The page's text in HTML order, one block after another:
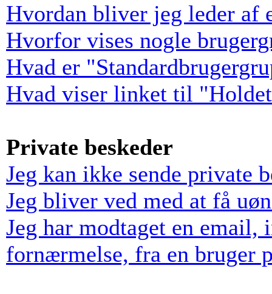
Hvordan bliver jeg leder af
Hvorfor vises nogle
Hvad er
Hvad viser linket til
Private beskeder
Jeg kan ikke sende private
Jeg bliver ved med at få
Jeg har modtaget en email,
fornærmelse, fra en bruger